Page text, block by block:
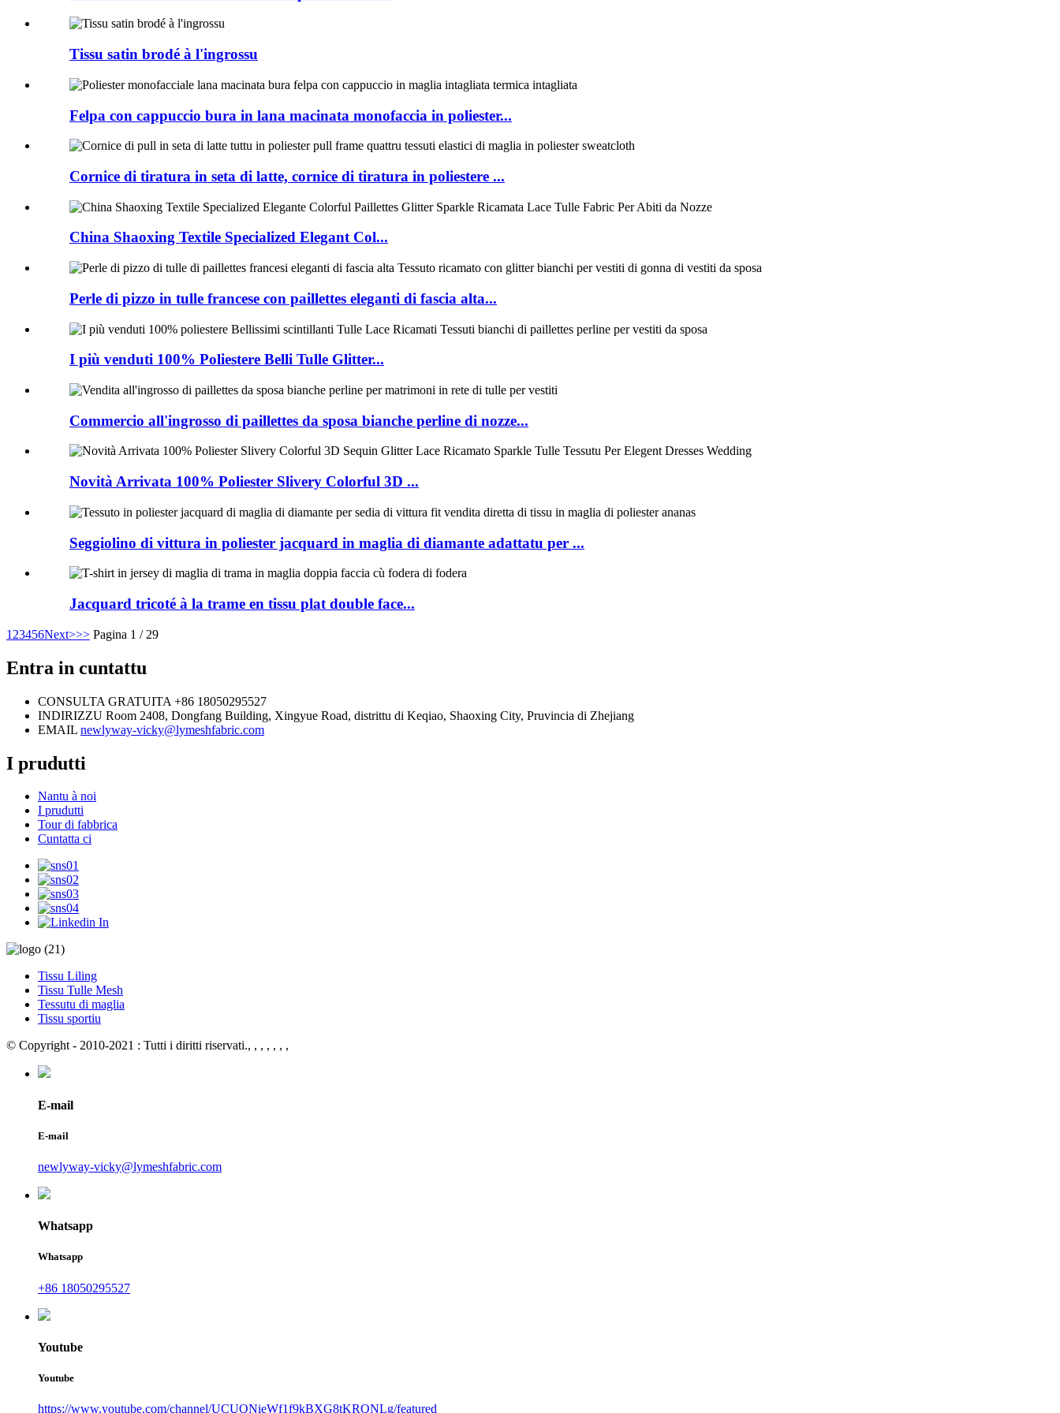
Tissu satin brodé à l'ingrossu
Felpa con cappuccio bura in lana macinata monofaccia in poliester...
Cornice di tiratura in seta di latte, cornice di tiratura in poliestere ...
China Shaoxing Textile Specialized Elegant Col...
Perle di pizzo in tulle francese con paillettes eleganti di fascia alta...
I più venduti 100% Poliestere Belli Tulle Glitter...
Commercio all'ingrosso di paillettes da sposa bianche perline di nozze...
Novità Arrivata 100% Poliester Slivery Colorful 3D ...
Seggiolino di vittura in poliester jacquard in maglia di diamante adattatu per ...
Jacquard tricoté à la trame en tissu plat double face...
1 23456Next>>> Pagina 1 / 29
Entra in cuntattu
CONSULTA GRATUITA +86 18050295527
INDIRIZZU Room 2408, Dongfang Building, Xingyue Road, distrittu di Keqiao, Shaoxing City, Pruvincia di Zhejiang
EMAIL newlyway-vicky@lymeshfabric.com
I prudutti
Nantu à noi
I prudutti
Tour di fabbrica
Cuntatta ci
Tissu Liling
Tissu Tulle Mesh
Tessutu di maglia
Tissu sportiu
© Copyright - 2010-2021 : Tutti i diritti riservati., , , , , , ,
E-mail
E-mail
newlyway-vicky@lymeshfabric.com
Whatsapp
Whatsapp
+86 18050295527
Youtube
Youtube
https://www.youtube.com/channel/UCUQNieWf1f9kBXG8tKRQNLg/featured